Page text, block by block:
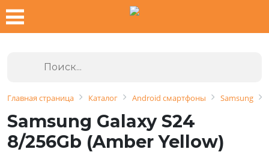
Главная страница Каталог Android смартфоны Samsung
Samsung Galaxy S24
8/256Gb (Amber Yellow)